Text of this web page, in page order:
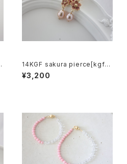
14KGF sakura pierce[kgf0
651]
¥3,200